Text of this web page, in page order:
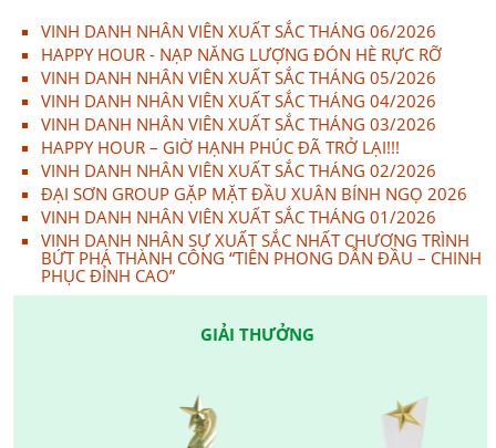
VINH DANH NHÂN VIÊN XUẤT SẮC THÁNG 06/2026
HAPPY HOUR - NẠP NĂNG LƯỢNG ĐÓN HÈ RỰC RỠ
VINH DANH NHÂN VIÊN XUẤT SẮC THÁNG 05/2026
VINH DANH NHÂN VIÊN XUẤT SẮC THÁNG 04/2026
VINH DANH NHÂN VIÊN XUẤT SẮC THÁNG 03/2026
HAPPY HOUR – GIỜ HẠNH PHÚC ĐÃ TRỞ LẠI!!!
VINH DANH NHÂN VIÊN XUẤT SẮC THÁNG 02/2026
ĐẠI SƠN GROUP GẶP MẶT ĐẦU XUÂN BÍNH NGỌ 2026
VINH DANH NHÂN VIÊN XUẤT SẮC THÁNG 01/2026
VINH DANH NHÂN SỰ XUẤT SẮC NHẤT CHƯƠNG TRÌNH
BỨT PHÁ THÀNH CÔNG “TIÊN PHONG DẪN ĐẦU – CHINH
PHỤC ĐỈNH CAO”
GIẢI THƯỞNG